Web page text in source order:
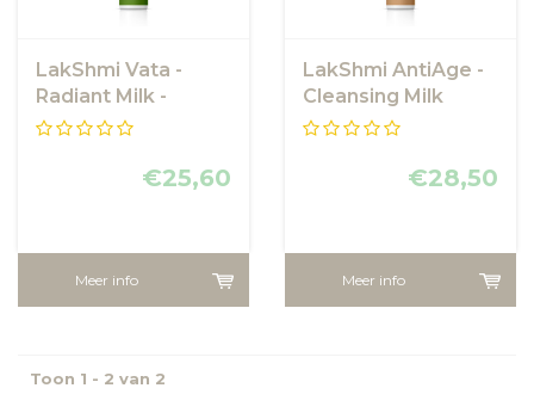
LakShmi Vata -
Radiant Milk -
Reinigingsmelk
€25,60
Meer info
LakShmi AntiAge -
Cleansing Milk
Hydra Extreme -
€28,50
Meer info
Toon 1 - 2 van 2